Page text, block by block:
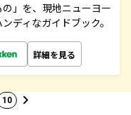
の」を、現地ニューヨー
ディなガイドブック。
詳細を見る
10